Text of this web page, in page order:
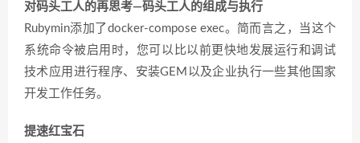
对码头工人的再思考—码头工人的组成与执行
Rubymin添加了docker-compose exec。简而言之，当这个
系统命令被启用时，您可以比以前更快地发展运行和调试
技术应用进行程序、安装GEM以及企业执行一些其他国家
开发工作任务。
提速红宝石